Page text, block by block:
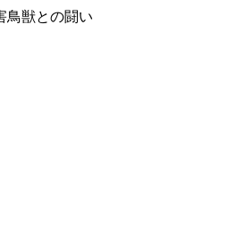
鳥獣との闘い